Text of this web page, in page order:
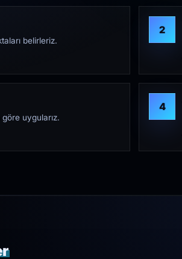
belirleriz.
2
uygularız.
4